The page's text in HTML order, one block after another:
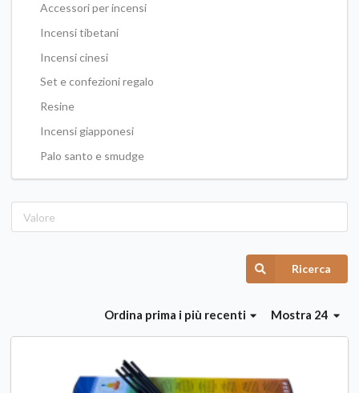
Accessori per incensi
Incensi tibetani
Incensi cinesi
Set e confezioni regalo
Resine
Incensi giapponesi
Palo santo e smudge
Ricerca
Mostra 24
Ordina prima i più recenti